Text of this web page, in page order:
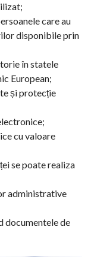
care au
disponibile prin
în statele
European;
și protecție
cu valoare
se poate realiza
administrative
documentele de